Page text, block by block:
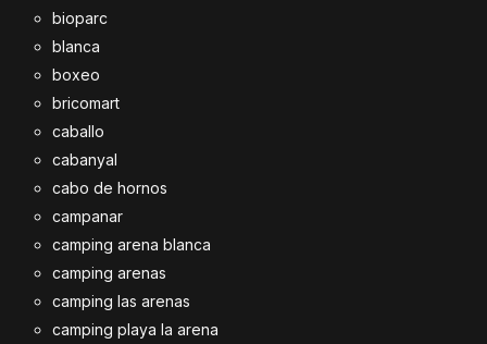
bioparc
blanca
boxeo
bricomart
caballo
cabanyal
cabo de hornos
campanar
camping arena blanca
camping arenas
camping las arenas
camping playa la arena